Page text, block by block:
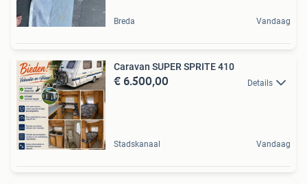
Breda Vandaag
Caravan SUPER SPRITE 410
€ 6.500,00 Details
Stadskanaal Vandaag